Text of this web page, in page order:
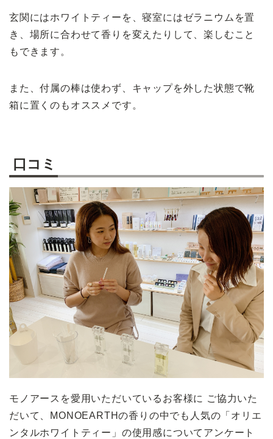
玄関にはホワイトティーを、寝室にはゼラニウムを置
き、場所に合わせて香りを変えたりして、楽しむこと
もできます。
また、付属の棒は使わず、キャップを外した状態で靴
箱に置くのもオススメです。
口コミ
モノアースを愛用いただいているお客様に ご協力いた
だいて、MONOEARTHの香りの中でも人気の「オリエ
ンタルホワイトティー」の使用感についてアンケート